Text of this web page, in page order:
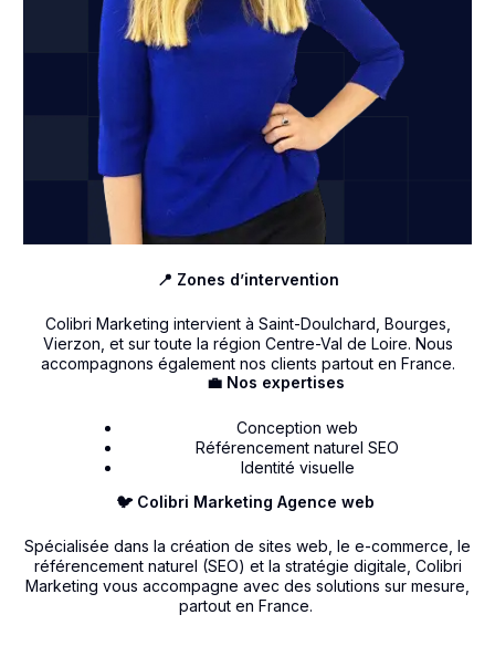
🐦 Colibri Marketing Agence web
Spécialisée dans la création de sites web, le e-commerce, le
référencement naturel (SEO) et la stratégie digitale, Colibri
Marketing vous accompagne avec des solutions sur mesure,
partout en France.
💼 Nos expertises
Conception web
Référencement naturel SEO
Identité visuelle
📍 Zones d’intervention
Colibri Marketing intervient à Saint-Doulchard, Bourges,
Vierzon, et sur toute la région Centre-Val de Loire. Nous
accompagnons également nos clients partout en France.